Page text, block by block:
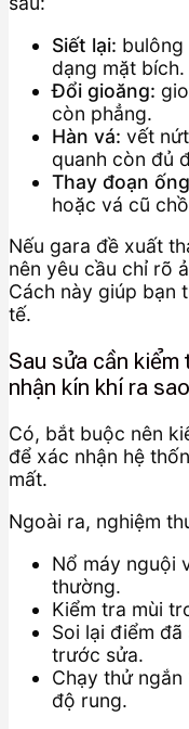
Siết lại: bulông
dạng mặt bích.
Đổi gioăng:
còn phẳng.
Hàn vá: vết
quanh còn đủ
Thay đoạn
hoặc vá cũ
Nếu gara đề xuất
nên yêu cầu chỉ rõ
Cách này giúp bạn
tế.
Sau sửa cần
nhận kín khí ra
Có, bắt buộc nên
để xác nhận hệ
mất.
Ngoài ra, nghiệm
Nổ máy nguội
thường.
Kiểm tra mùi
Soi lại điểm
trước sửa.
Chạy thử ngắn
độ rung.